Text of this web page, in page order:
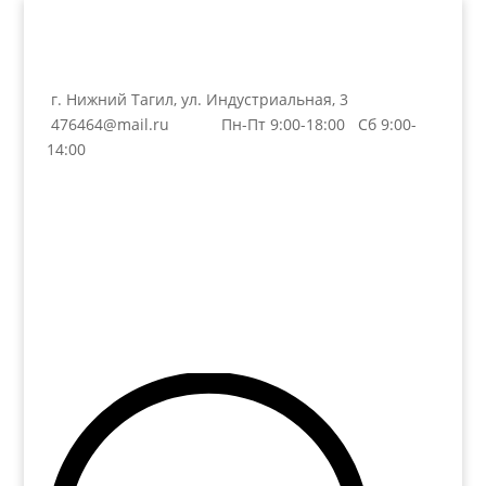
г. Нижний Тагил, ул. Индустриальная, 3
476464@mail.ru
Пн-Пт 9:00-18:00 Сб 9:00-
14:00